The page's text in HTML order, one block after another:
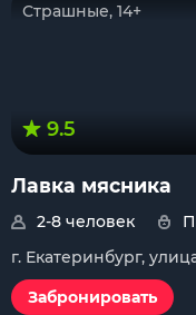
Страшные, 14+
9.5
Лавка мясника
2-8 человек
г. Екатеринбург,
Забронировать